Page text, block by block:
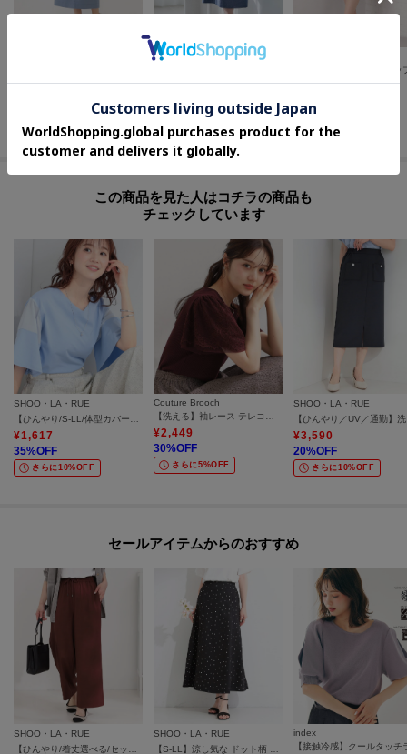
¥12,100
UNTITLED
¥14,630
%OFF
さらに15%OFF
¥2,191
この商品を見た人はコチラの商品も
チェックしています
SHOO・LA・RUE
【ひんやり/S-LL/体型カバー】フレアスリーブで二の腕を自然に隠せる 浅VネックTシャツ
¥1,617
35%OFF
さらに10%OFF
Couture Brooch
【洗える】袖レース テレコトップス
¥2,449
30%OFF
さらに5%OFF
SHOO・LA・RUE
¥3,590
20%OFF
さらに10%OFF
セールアイテムからのおすすめ
SHOO・LA・RUE
SHOO・LA・RUE
index